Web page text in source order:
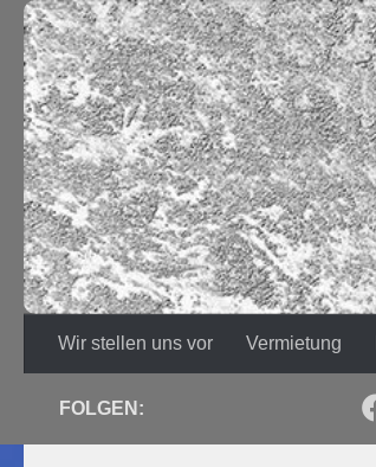
Zum Inhalt springen
Wir stellen uns vor Vermietung
FOLGEN: